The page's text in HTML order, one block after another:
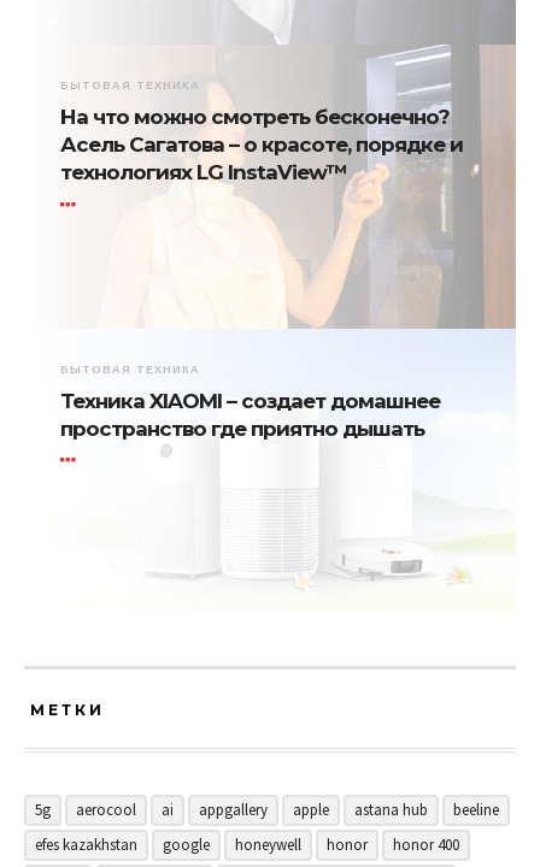
БЫТОВАЯ ТЕХНИКА
На что можно смотреть бесконечно?
Асель Сагатова – о красоте, порядке и
технологиях LG InstaView™
БЫТОВАЯ ТЕХНИКА
Техника XIAOMI – создает домашнее
пространство где приятно дышать
МЕТКИ
5g aerocool ai appgallery apple astana hub
beeline
efes kazakhstan
google honeywell honor
honor 400